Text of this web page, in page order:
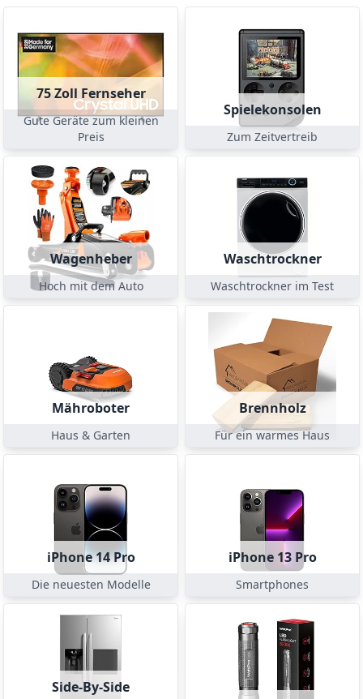
75 Zoll Fernseher
Gute Geräte zum kleinen
Preis
Spielekonsolen
Zum Zeitvertreib
Wagenheber
Hoch mit dem Auto
Waschtrockner
Waschtrockner im Test
Mähroboter
Haus & Garten
Brennholz
Für ein warmes Haus
iPhone 14 Pro
Die neuesten Modelle
iPhone 13 Pro
Smartphones
Side-By-Side